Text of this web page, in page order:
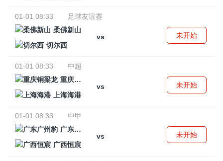
01-01 08:33
足球友谊赛
柔佛新山
vs
切尔西
未开始
01-01 08:33
中超
重庆铜梁龙
vs
上海海港
未开始
01-01 08:33
中甲
广东广州豹
vs
广西恒宸
未开始